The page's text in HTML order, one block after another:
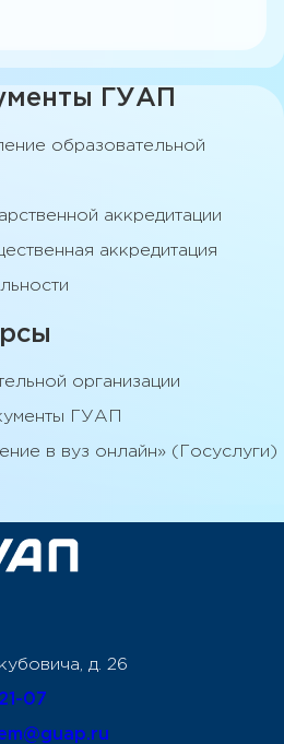
ГУАП
образовательной
аккредитации
аккредитация
организации
ГУАП
в вуз онлайн» (Госуслуги)
д. 26
07